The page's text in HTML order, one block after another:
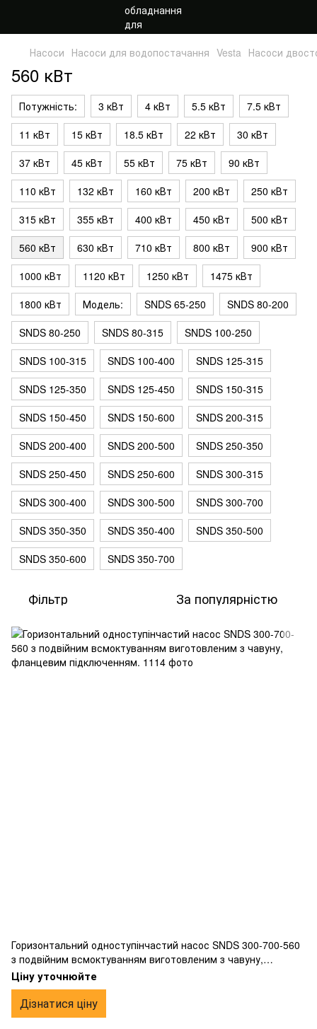
Насоси Насоси для водопостачання Vesta Насоси
560 кВт
Потужність: 3 кВт 4 кВт 5.5 кВт
7.5 кВт
11 кВт
15 кВт 18.5 кВт 22 кВт
30 кВт
37 кВт
45 кВт 55 кВт 75 кВт
90 кВт
110 кВт
132 кВт 160 кВт 200 кВт
250 кВт
315 кВт
355 кВт 400 кВт 450 кВт
500 кВт
560 кВт
630 кВт 710 кВт 800 кВт
900 кВт
1000 кВт
1120 кВт 1250 кВт
1475 кВт
1800 кВт
Модель: SNDS 65-250
SNDS 80-200
SNDS 80-250
SNDS 80-315
SNDS 100-250
SNDS 100-315
SNDS 100-400
SNDS 125-315
SNDS 125-350
SNDS 125-450
SNDS 150-315
SNDS 150-450
SNDS 150-600
SNDS 200-315
SNDS 200-400
SNDS 200-500
SNDS 250-350
SNDS 250-450
SNDS 250-600
SNDS 300-315
SNDS 300-400
SNDS 300-500
SNDS 300-700
SNDS 350-350
SNDS 350-400
SNDS 350-500
SNDS 350-600
SNDS 350-700
Фільтр За популярністю
Горизонтальний одноступінчастий насос SNDS 300-700-560
з подвійним всмоктуванням виготовленим з чавуну,
фланцевим підключенням.
Ціну уточнюйте
Дізнатися ціну